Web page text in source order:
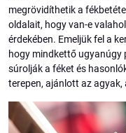
megrövidíthetik a
oldalait, hogy van-e
érdekében. Emeljük fel a
hogy mindkettő ugyanúgy
súrolják a féket és
terepen, ajánlott az